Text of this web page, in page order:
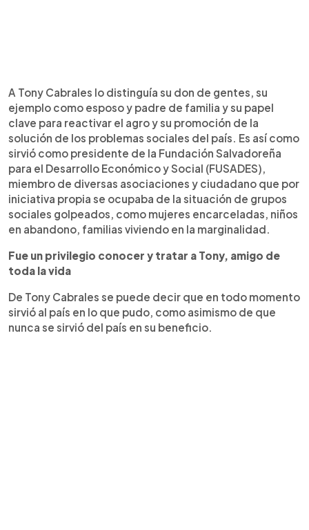
A Tony Cabrales lo distinguía su don de gentes, su
ejemplo como esposo y padre de familia y su papel
clave para reactivar el agro y su promoción de la
solución de los problemas sociales del país. Es así como
sirvió como presidente de la Fundación Salvadoreña
para el Desarrollo Económico y Social (FUSADES),
miembro de diversas asociaciones y ciudadano que por
iniciativa propia se ocupaba de la situación de grupos
sociales golpeados, como mujeres encarceladas, niños
en abandono, familias viviendo en la marginalidad.
Fue un privilegio conocer y tratar a Tony, amigo de
toda la vida
De Tony Cabrales se puede decir que en todo momento
sirvió al país en lo que pudo, como asimismo de que
nunca se sirvió del país en su beneficio.